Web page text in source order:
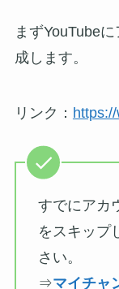
まずYouTube
成します。
リンク：
すでにアカ
をスキップ
さい。
⇒マイチャ